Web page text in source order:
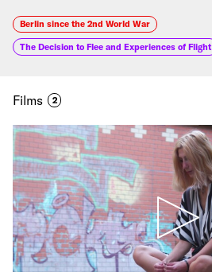
Berlin since the 2nd World War
The Decision to Flee and Experiences of Flight
Films 2